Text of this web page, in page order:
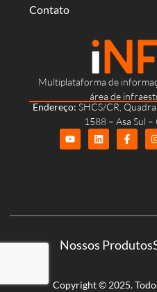
Multiplataforma de
área de
Endereço: SHCS/CR,
1588 – Asa Sul
Contato
Nossos Produtos
Copyright © 2025.